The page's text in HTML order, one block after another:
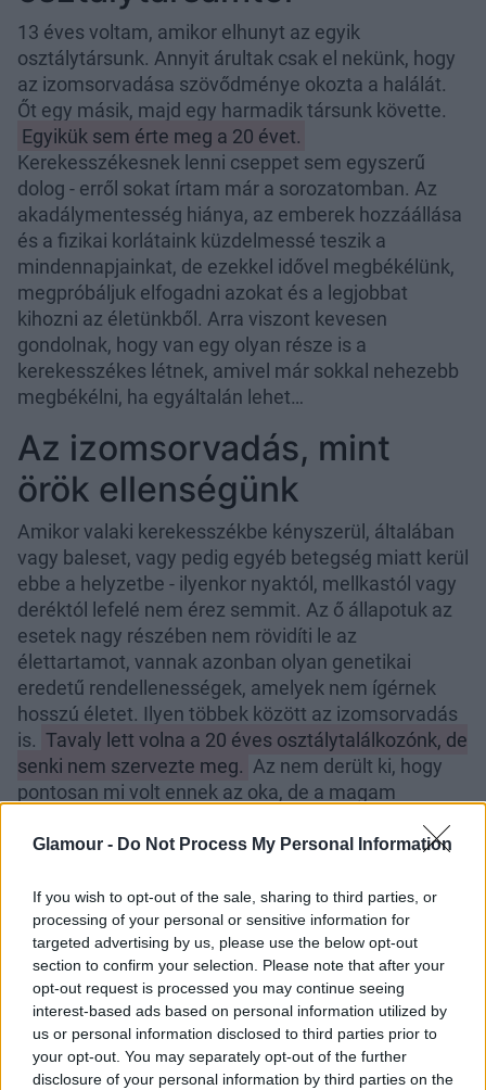
Glamour - Do Not Process My Personal Information
If you wish to opt-out of the sale, sharing to third parties, or
processing of your personal or sensitive information for
targeted advertising by us, please use the below opt-out
section to confirm your selection. Please note that after your
opt-out request is processed you may continue seeing
interest-based ads based on personal information utilized by
us or personal information disclosed to third parties prior to
your opt-out. You may separately opt-out of the further
disclosure of your personal information by third parties on the
13 éves voltam, amikor elhunyt az egyik
osztálytársunk. Annyit árultak csak el nekünk, hogy
az izomsorvadása szövődménye okozta a halálát.
Őt egy másik, majd egy harmadik társunk követte.
Egyikük sem érte meg a 20 évet.
Kerekesszékesnek lenni cseppet sem egyszerű
dolog - erről sokat írtam már a sorozatomban. Az
akadálymentesség hiánya, az emberek hozzáállása
és a fizikai korlátaink küzdelmessé teszik a
mindennapjainkat, de ezekkel idővel megbékélünk,
megpróbáljuk elfogadni azokat és a legjobbat
kihozni az életünkből. Arra viszont kevesen
gondolnak, hogy van egy olyan része is a
kerekesszékes létnek, amivel már sokkal nehezebb
megbékélni, ha egyáltalán lehet…
Az izomsorvadás, mint
örök ellenségünk
Amikor valaki kerekesszékbe kényszerül, általában
vagy baleset, vagy pedig egyéb betegség miatt kerül
ebbe a helyzetbe - ilyenkor nyaktól, mellkastól vagy
deréktól lefelé nem érez semmit. Az ő állapotuk az
esetek nagy részében nem rövidíti le az
élettartamot, vannak azonban olyan genetikai
eredetű rendellenességek, amelyek nem ígérnek
hosszú életet. Ilyen többek között az izomsorvadás
is. Tavaly lett volna a 20 éves osztálytalálkozónk, de
senki nem szervezte meg. Az nem derült ki, hogy
pontosan mi volt ennek az oka, de a magam
lett volna ott.